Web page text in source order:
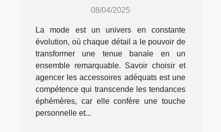
08/04/2025
La mode est un univers en constante
évolution, où chaque détail a le pouvoir de
transformer une tenue banale en un
ensemble remarquable. Savoir choisir et
agencer les accessoires adéquats est une
compétence qui transcende les tendances
éphémères, car elle confère une touche
personnelle et...